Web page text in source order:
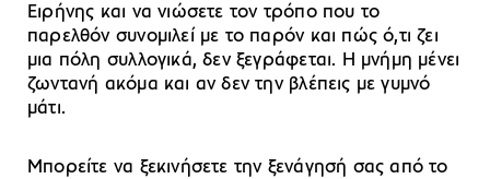
Eιρήνης και να νιώσετε τον τρόπο που το
παρελθόν συνομιλεί με το παρόν και πώς ό,τι ζει
μια πόλη συλλογικά, δεν ξεγράφεται. Η μνήμη μένει
ζωντανή ακόμα και αν δεν την βλέπεις με γυμνό
μάτι.
Μπορείτε να ξεκινήσετε την ξενάγησή σας από το